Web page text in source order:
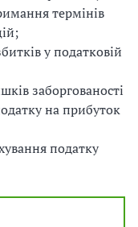
термінів
у податковій
заборгованості
на прибуток
податку